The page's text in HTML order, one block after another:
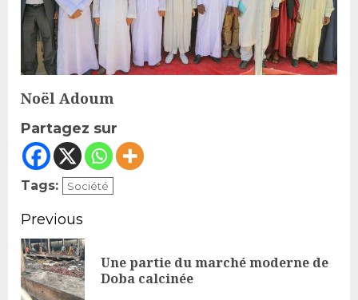
Noël Adoum
Partagez sur
Tags: Société
Continue
Reading
Previous
Une partie du marché moderne de
Doba calcinée